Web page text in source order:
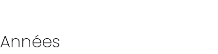
Années